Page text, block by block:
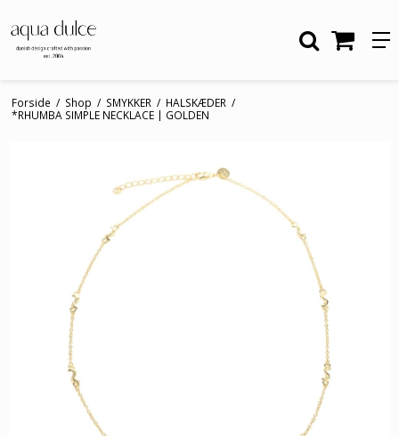
Forside / Shop / SMYKKER / HALSKÆDER /
*RHUMBA SIMPLE NECKLACE | GOLDEN